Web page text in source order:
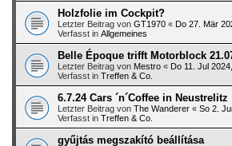
Holzfolie im Cockpit?
Letzter Beitrag von GT1970 « Do 27. Mär
Verfasst in Allgemeines
Belle Époque trifft Motorblock
Letzter Beitrag von Mestro « Do 11. Jul
Verfasst in Treffen & Co.
6.7.24 Cars ´n´Coffee in Neustrelitz
Letzter Beitrag von The Wanderer « So 2.
Verfasst in Treffen & Co.
gyűjtás megszakító beállítása